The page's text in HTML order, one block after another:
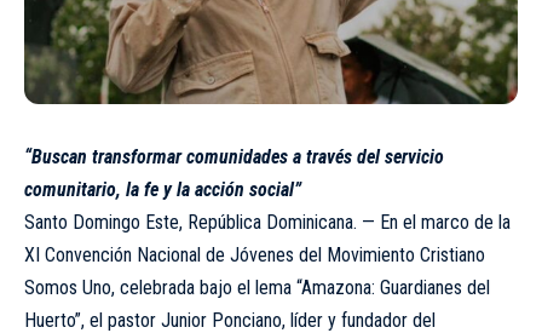
“Buscan transformar comunidades a través del servicio
comunitario, la fe y la acción social”
Santo Domingo Este, República Dominicana. — En el marco de la
XI Convención Nacional de Jóvenes del Movimiento Cristiano
Somos Uno, celebrada bajo el lema “Amazona: Guardianes del
Huerto”, el pastor Junior Ponciano, líder y fundador del